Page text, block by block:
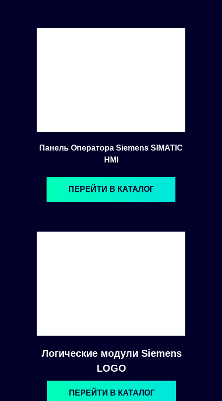
Панель Оператора Siemens SIMATIC
HMI
Логические модули Siemens
LOGO
ПЕРЕЙТИ В КАТАЛОГ
ПЕРЕЙТИ В КАТАЛОГ